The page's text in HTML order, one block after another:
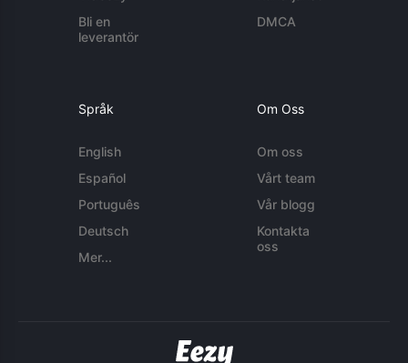
Bli en
leverantör
DMCA
Språk
English
Español
Português
Deutsch
Mer...
Om Oss
Om oss
Vårt team
Vår blogg
Kontakta
oss